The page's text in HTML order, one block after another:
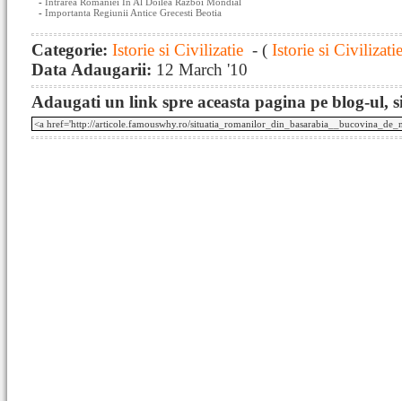
- Importanta Regiunii Antice Grecesti Beotia
Categorie: Istorie si Civilizatie - ( Istorie si
Data Adaugarii: 12 March '10
Adaugati un link spre aceasta pagina pe blog-ul,